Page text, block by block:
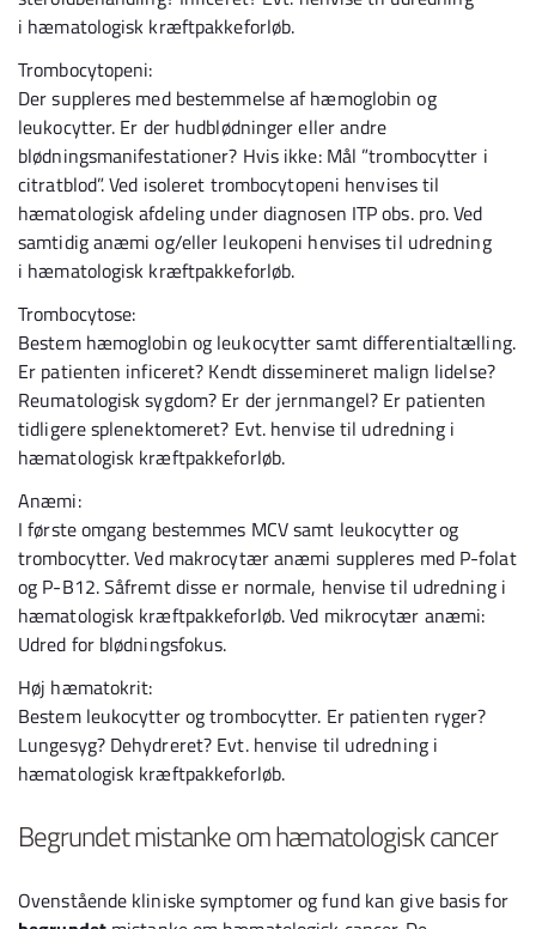
i hæmatologisk kræftpakkeforløb.
Trombocytopeni:
Der suppleres med bestemmelse af hæmoglobin og
leukocytter. Er der hudblødninger eller andre
blødningsmanifestationer? Hvis ikke: Mål ”trombocytter i
citratblod”. Ved isoleret trombocytopeni henvises til
hæmatologisk afdeling under diagnosen ITP obs. pro. Ved
samtidig anæmi og/eller leukopeni henvises til udredning
i hæmatologisk kræftpakkeforløb.
Trombocytose:
Bestem hæmoglobin og leukocytter samt differentialtælling.
Er patienten inficeret? Kendt dissemineret malign lidelse?
Reumatologisk sygdom? Er der jernmangel? Er patienten
tidligere splenektomeret? Evt. henvise til udredning i
hæmatologisk kræftpakkeforløb.
Anæmi:
I første omgang bestemmes MCV samt leukocytter og
trombocytter. Ved makrocytær anæmi suppleres med P-folat
og P-B12. Såfremt disse er normale, henvise til udredning i
hæmatologisk kræftpakkeforløb. Ved mikrocytær anæmi:
Udred for blødningsfokus.
Høj hæmatokrit:
Bestem leukocytter og trombocytter. Er patienten ryger?
Lungesyg? Dehydreret? Evt. henvise til udredning i
hæmatologisk kræftpakkeforløb.
Begrundet mistanke om hæmatologisk cancer
Ovenstående kliniske symptomer og fund kan give basis for